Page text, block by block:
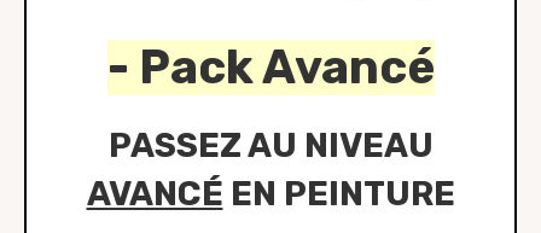
- Pack Avancé
PASSEZ AU NIVEAU
AVANCÉ EN PEINTURE